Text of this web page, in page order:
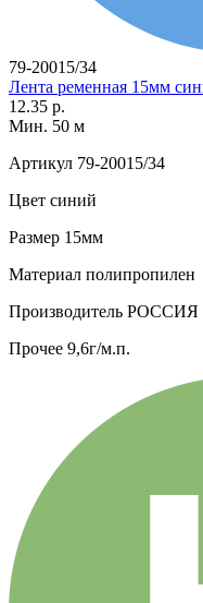
79-20015/34
Лента ременная 15мм
12.35 р.
Мин. 50 м
Артикул 79-20015/34
Цвет синий
Размер 15мм
Материал полипропилен
Производитель РОССИЯ
Прочее 9,6г/м.п.